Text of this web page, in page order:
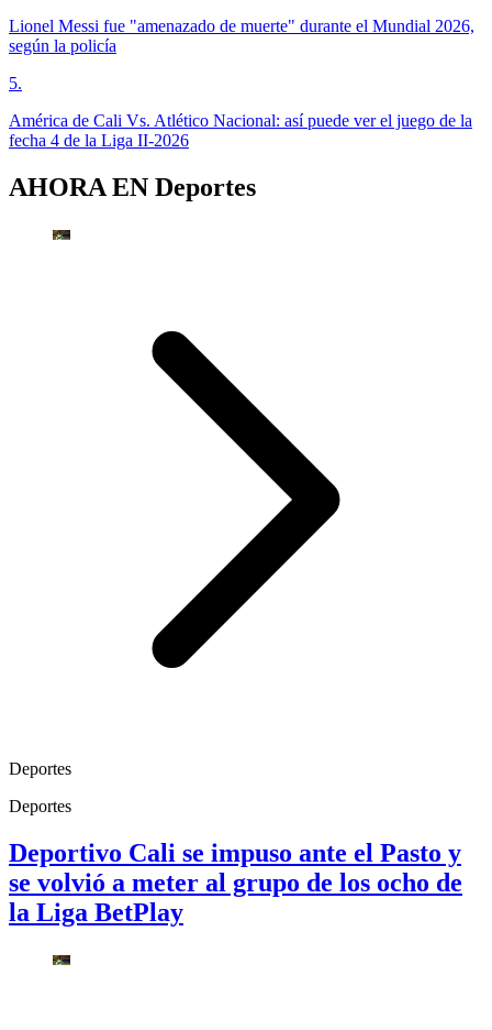
Lionel Messi fue "amenazado de muerte" durante el Mundial 2026,
según la policía
5.
América de Cali Vs. Atlético Nacional: así puede ver el juego de la
fecha 4 de la Liga II-2026
AHORA EN Deportes
Deportes
Deportes
Deportivo Cali se impuso ante el Pasto y
se volvió a meter al grupo de los ocho de
la Liga BetPlay